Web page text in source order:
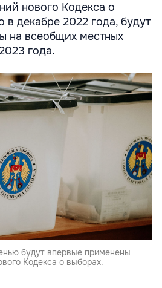
нового Кодекса о
в декабре 2022 года, будут
на всеобщих местных
года.
будут впервые применены
Кодекса о выборах.